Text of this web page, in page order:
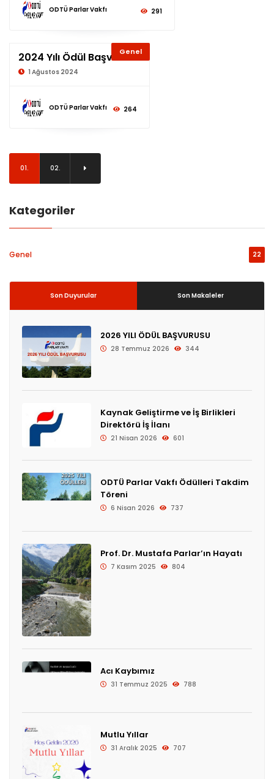
ODTÜ Parlar Vakfı 291
Genel
2024 Yılı Ödül Başvurusu
1 Ağustos 2024
ODTÜ Parlar Vakfı 264
01. 02.
Kategoriler
Genel 22
Son Duyurular Son Makaleler
2026 YILI ÖDÜL BAŞVURUSU
28 Temmuz 2026 344
Kaynak Geliştirme ve İş Birlikleri
Direktörü İş İlanı
21 Nisan 2026 601
ODTÜ Parlar Vakfı Ödülleri Takdim
Töreni
6 Nisan 2026 737
Prof. Dr. Mustafa Parlar’ın Hayatı
7 Kasım 2025 804
Acı Kaybımız
31 Temmuz 2025 788
Mutlu Yıllar
31 Aralık 2025 707